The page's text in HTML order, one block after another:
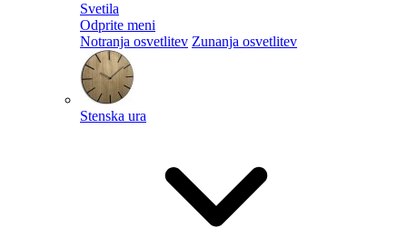
Svetila
Odprite meni
Notranja osvetlitev Zunanja osvetlitev
Stenska ura